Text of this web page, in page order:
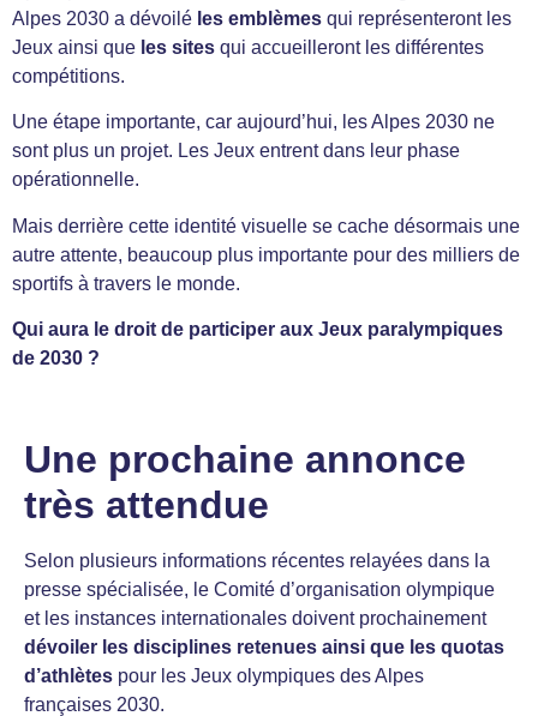
Alpes 2030 a dévoilé les emblèmes qui représenteront les
Jeux ainsi que les sites qui accueilleront les différentes
compétitions.
Une étape importante, car aujourd’hui, les Alpes 2030 ne
sont plus un projet. Les Jeux entrent dans leur phase
opérationnelle.
Mais derrière cette identité visuelle se cache désormais une
autre attente, beaucoup plus importante pour des milliers de
sportifs à travers le monde.
Qui aura le droit de participer aux Jeux paralympiques
de 2030 ?
Une prochaine annonce
très attendue
Selon plusieurs informations récentes relayées dans la
presse spécialisée, le Comité d’organisation olympique
et les instances internationales doivent prochainement
dévoiler les disciplines retenues ainsi que les quotas
d’athlètes pour les Jeux olympiques des Alpes
françaises 2030.